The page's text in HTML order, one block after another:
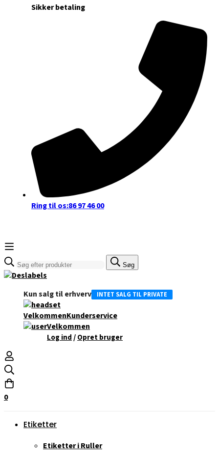
Sikker betaling
Ring til os:86 97 46 00
Søge
efter:
Søg
Kun salg til erhverv INTET SALG TIL PRIVATE
VelkommenKunderservice
Velkommen
Log ind/Opret bruger
0
Etiketter
Etiketter i Ruller